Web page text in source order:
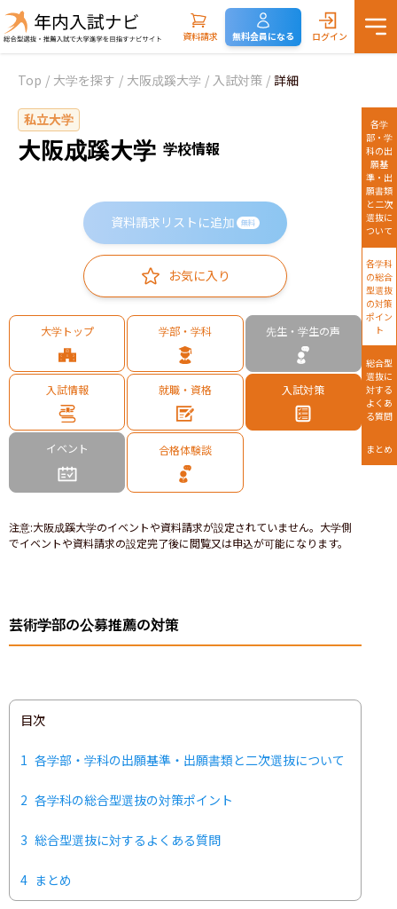
資料請求 無料会員になる ログイン
Top / 大学を探す / 大阪成蹊大学 / 入試対策 / 詳細
私立大学
大阪成蹊大学 学校情報
資料請求リストに追加 無料
お気に入り
大学トップ 学部・学科 先生・学生の声
入試情報 就職・資格 入試対策
イベント 合格体験談
注意:大阪成蹊大学のイベントや資料請求が設定されていません。大学側
でイベントや資料請求の設定完了後に閲覧又は申込が可能になります。
芸術学部の公募推薦の対策
目次
1 各学部・学科の出願基準・出願書類と二次選抜について
2 各学科の総合型選抜の対策ポイント
3 総合型選抜に対するよくある質問
4 まとめ
各学
部・学
科の出
願基
準・出
願書類
と二次
選抜に
ついて
各学科
の総合
型選抜
の対策
ポイン
ト
総合型
選抜に
対する
よくあ
る質問
まとめ